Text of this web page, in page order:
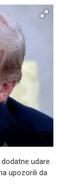
udare
upozorili da